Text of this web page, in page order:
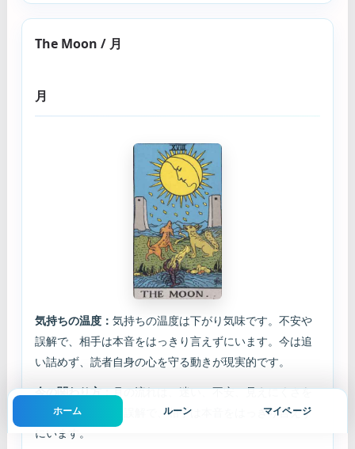
The Moon / 月
月
気持ちの温度： 気持ちの温度は下がり気味です。不安や
誤解で、相手は本音をはっきり言えずにいます。今は追
い詰めず、読者自身の心を守る動きが現実的です。
今の関わり方：月の流れは、迷い、不安、見えにくさを
表します。不安や誤解で、相手は本音をはっきり言えず
にいます。
ホーム ルーン マイページ